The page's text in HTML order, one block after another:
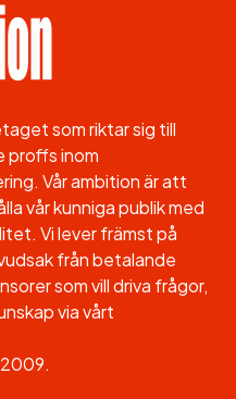
som riktar sig till
proffs inom
Vår ambition är att
vår kunniga publik med
Vi lever främst på
från betalande
som vill driva frågor,
via vårt